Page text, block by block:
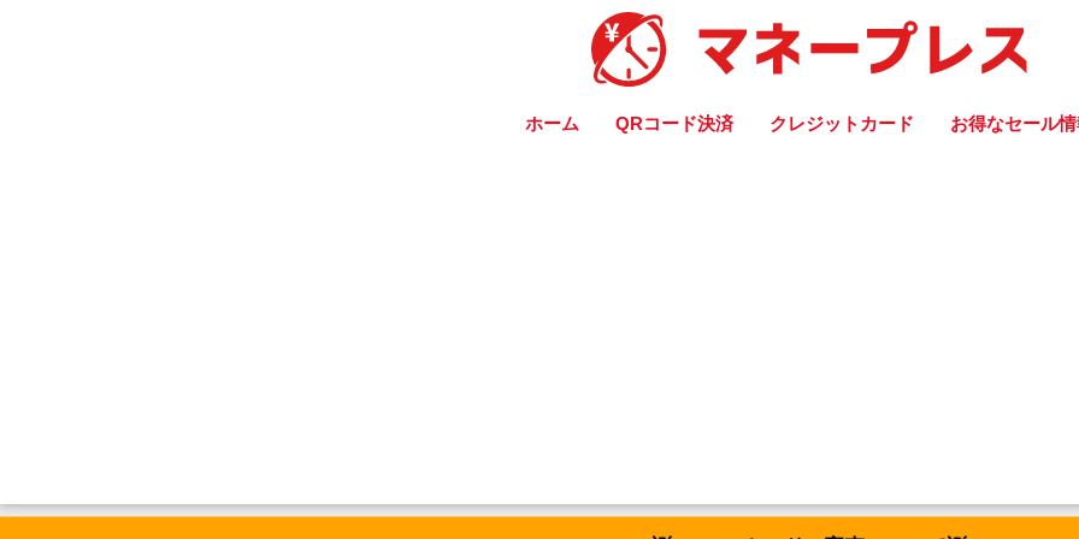
ホーム QRコード決済 クレジットカード お得なセール